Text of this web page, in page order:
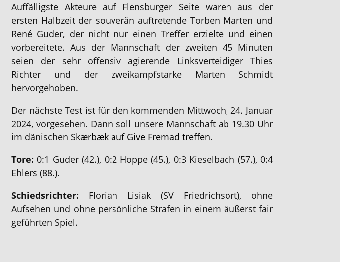
Auffälligste Akteure auf Flensburger Seite waren aus der
ersten Halbzeit der souverän auftretende Torben Marten und
René Guder, der nicht nur einen Treffer erzielte und einen
vorbereitete. Aus der Mannschaft der zweiten 45 Minuten
seien der sehr offensiv agierende Linksverteidiger Thies
Richter und der zweikampfstarke Marten Schmidt
hervorgehoben.
Der nächste Test ist für den kommenden Mittwoch, 24. Januar
2024, vorgesehen. Dann soll unsere Mannschaft ab 19.30 Uhr
im dänischen Skærbæk auf Give Fremad treffen.
Tore: 0:1 Guder (42.), 0:2 Hoppe (45.), 0:3 Kieselbach (57.), 0:4
Ehlers (88.).
Schiedsrichter: Florian Lisiak (SV Friedrichsort), ohne
Aufsehen und ohne persönliche Strafen in einem äußerst fair
geführten Spiel.